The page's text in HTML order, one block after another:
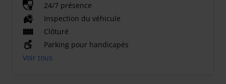
24/7 présence
Inspection du véhicule
Clôturé
Parking pour handicapés
Voir tous